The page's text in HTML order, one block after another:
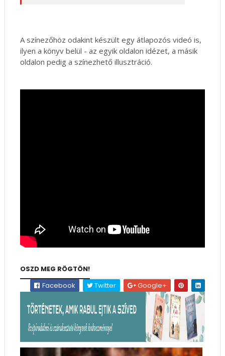
A színezőhöz odakint készült egy átlapozós videó is,
ilyen a könyv belül - az egyik oldalon idézet, a másik
oldalon pedig a színezhető illusztráció.
OSZD MEG RÖGTÖN!
Facebook
Twitter Google+